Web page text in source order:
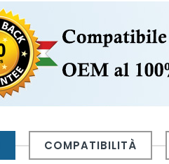
COMPATIBILITÀ